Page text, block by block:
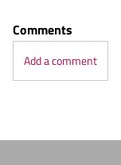
Comments
Add a comment